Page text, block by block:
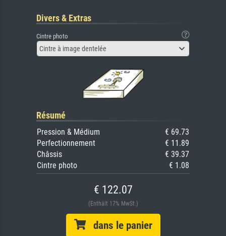
Divers & Extras
Cintre photo
Cintre à image dentelée
Résumé
Pression & Médium
€ 69.73
Perfectionnement
€ 11.89
Châssis
€ 39.37
Cintre photo
€ 1.08
€ 122.07
(Enthält 17% MwSt.)
dans le panier